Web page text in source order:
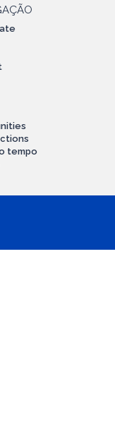
tempo